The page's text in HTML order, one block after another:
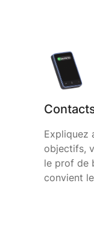
Expliquez
objectifs,
le prof de
convient